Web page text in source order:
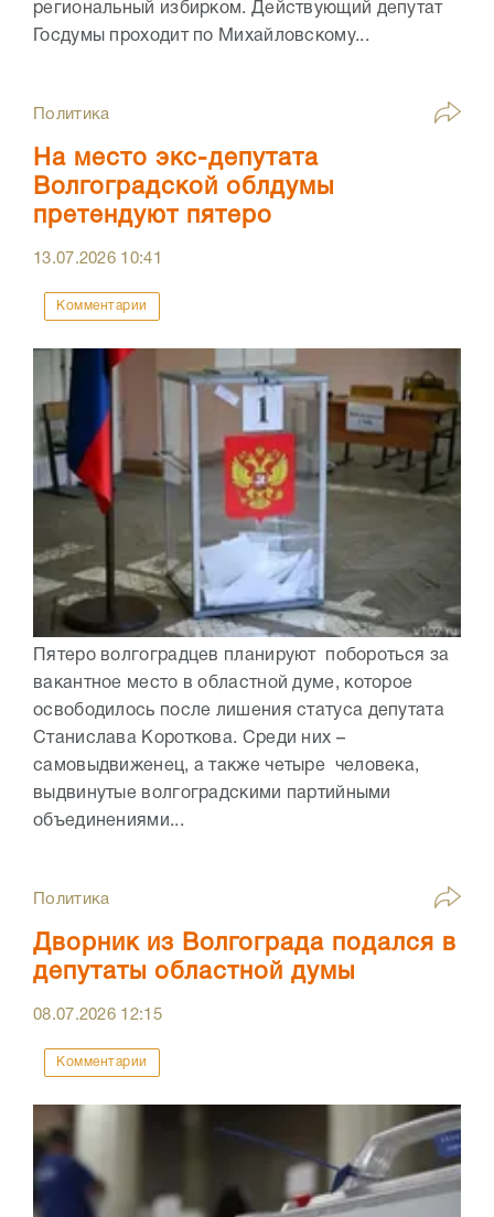
региональный избирком. Действующий депутат
Госдумы проходит по Михайловскому...
Политика
На место экс-депутата
Волгоградской облдумы
претендуют пятеро
13.07.2026 10:41
Комментарии
Пятеро волгоградцев планируют побороться за
вакантное место в областной думе, которое
освободилось после лишения статуса депутата
Станислава Короткова. Среди них –
самовыдвиженец, а также четыре человека,
выдвинутые волгоградскими партийными
объединениями...
Политика
Дворник из Волгограда подался в
депутаты областной думы
08.07.2026 12:15
Комментарии